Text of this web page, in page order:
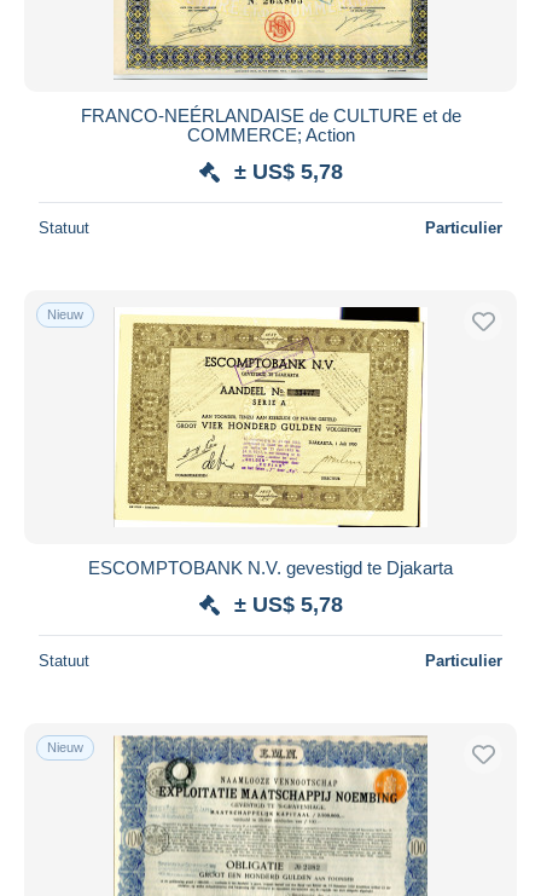
FRANCO-NEÉRLANDAISE de CULTURE et de
COMMERCE; Action
± US$ 5,78
Statuut Particulier
Nieuw
ESCOMPTOBANK N.V. gevestigd te Djakarta
± US$ 5,78
Statuut Particulier
Nieuw